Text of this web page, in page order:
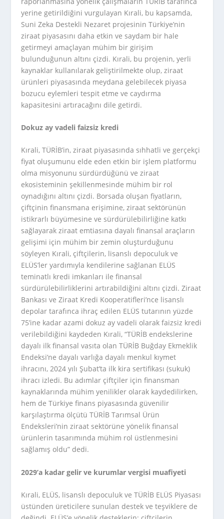
yerine getirildiğini vurgulayan Kırali, bu kapsamda,
Suni Zeka Destekli Nezaret projesinin Türkiye’nin
ziraat piyasasını daha etkin ve saydam bir hale
getirmeyi amaçlayan mühim bir girişim
bulunduğunun altını çizdi. Kırali, bu projenin, yerli
kaynaklar kullanılarak geliştirilmekte olup, ziraat
ürünleri piyasasında meydana gelebilecek piyasa
bozucu eylemleri tespit etme ve caydırma
kapasitesini artıracağını dile getirdi.
Dokuz ay vadeli faizsiz kredi
Kırali, TÜRİB’in, ziraat piyasasında sıhhatli ve gerçekçi
fiyat oluşumunu elde eden etkin bir işlem platformu
olma misyonunu sürdürdüğünü ve ziraat
ekosisteminin şekillenmesinde mühim bir rol
oynadığını altını çizdi. Borsada oluşan fiyatların,
çiftçinin finansmana erişimine, ziraat sektörünün
istikrarlı büyümesine ve sürdürülebilirliğine katkı
sağlayarak ziraat emtiasına dayalı finansal araçların
gelişimi için mühim bir zemin oluşturduğunu
söyleyen Kırali, çiftçilerin, lisanslı depoculuk ve
ELÜS’ler yardımıyla kendilerine sağlanan ELÜS
teminatlı kredi imkanları ile finansal
sürdürülebilirliklerini artırabildiğini altını çizdi. Ziraat
Bankası ve Ziraat Kredi Kooperatifleri’nce lisanslı
depolar tarafınca ihraç edilen ELÜS tutarının yüzde
75’ine kadar azami dokuz ay vadeli olarak faizsiz kredi
verilebildiğini kaydeden Kırali, “TÜRİB endekslerine
dayalı ilk finansal vasıta olan TÜRİB Buğday Ekmeklik
Endeksi’ne dayalı varlığa dayalı menkul kıymet
ihracını, 2024 yılı Şubat’ta ilk kira sertifikası (sukuk)
ihracı izledi. Bu adımlar çiftçiler için finansman
kaynaklarında mühim yenilikler olarak kaydedilirken,
hem de Türkiye finans piyasasında güvenilir
karşılaştırma ölçütü TÜRİB Tarımsal Ürün
Endeksleri’nin ziraat sektörüne yönelik finansal
ürünlerin tasarımında mühim rol üstlenmesini
sağlamış oldu” dedi.
2029’a kadar gelir ve kurumlar vergisi muafiyeti
Kırali, ELÜS, lisanslı depoculuk ve TÜRİB ELÜS Piyasası
üstünden üreticilere sunulan destek ve teşviklere de